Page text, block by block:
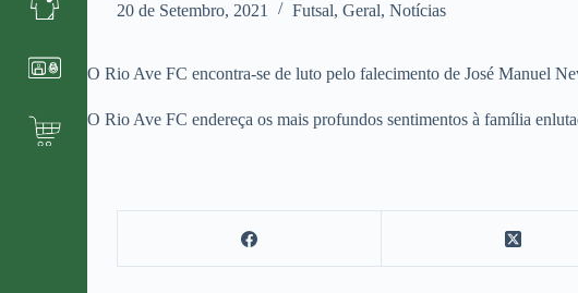
20 de Setembro, 2021 Futsal,Geral,Notícias
O Rio Ave FC encontra-se de luto pelo falecimento de José Manuel
O Rio Ave FC endereça os mais profundos sentimentos à família